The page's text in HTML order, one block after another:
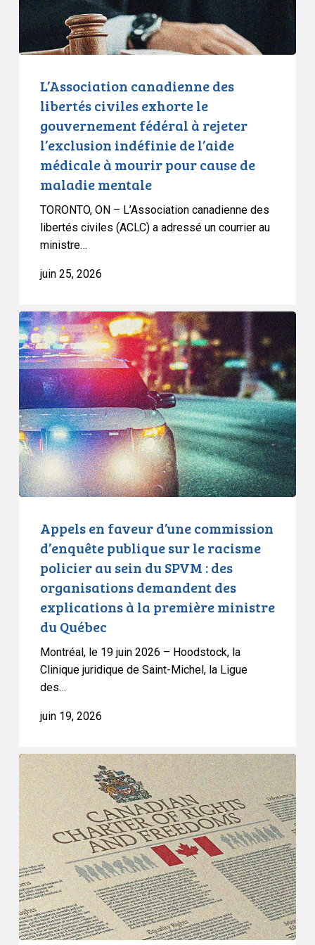
gouvernement
fédéral
rejeter
indéfinie
l’aide
médicale
mourir
cause
mentale
L’Association canadienne des
libertés civiles exhorte le
gouvernement fédéral à rejeter
l’exclusion indéfinie de l’aide
médicale à mourir pour cause de
maladie mentale
TORONTO, ON – L’Association canadienne des
libertés civiles (ACLC) a adressé un courrier au
ministre…
juin 25, 2026
Appels
en
faveur
d’une
commission
d’enquête
publique
sur
le
racisme
SPVM
organisations
demandent
explications
ministre
du
Québec
Appels en faveur d’une commission
d’enquête publique sur le racisme
policier au sein du SPVM : des
organisations demandent des
explications à la première ministre
du Québec
Montréal, le 19 juin 2026 – Hoodstock, la
Clinique juridique de Saint-Michel, la Ligue
des…
juin 19, 2026
Dans
une
contribution
adressée
au
Parlement,
l’ACLC
plaide
en
faveur